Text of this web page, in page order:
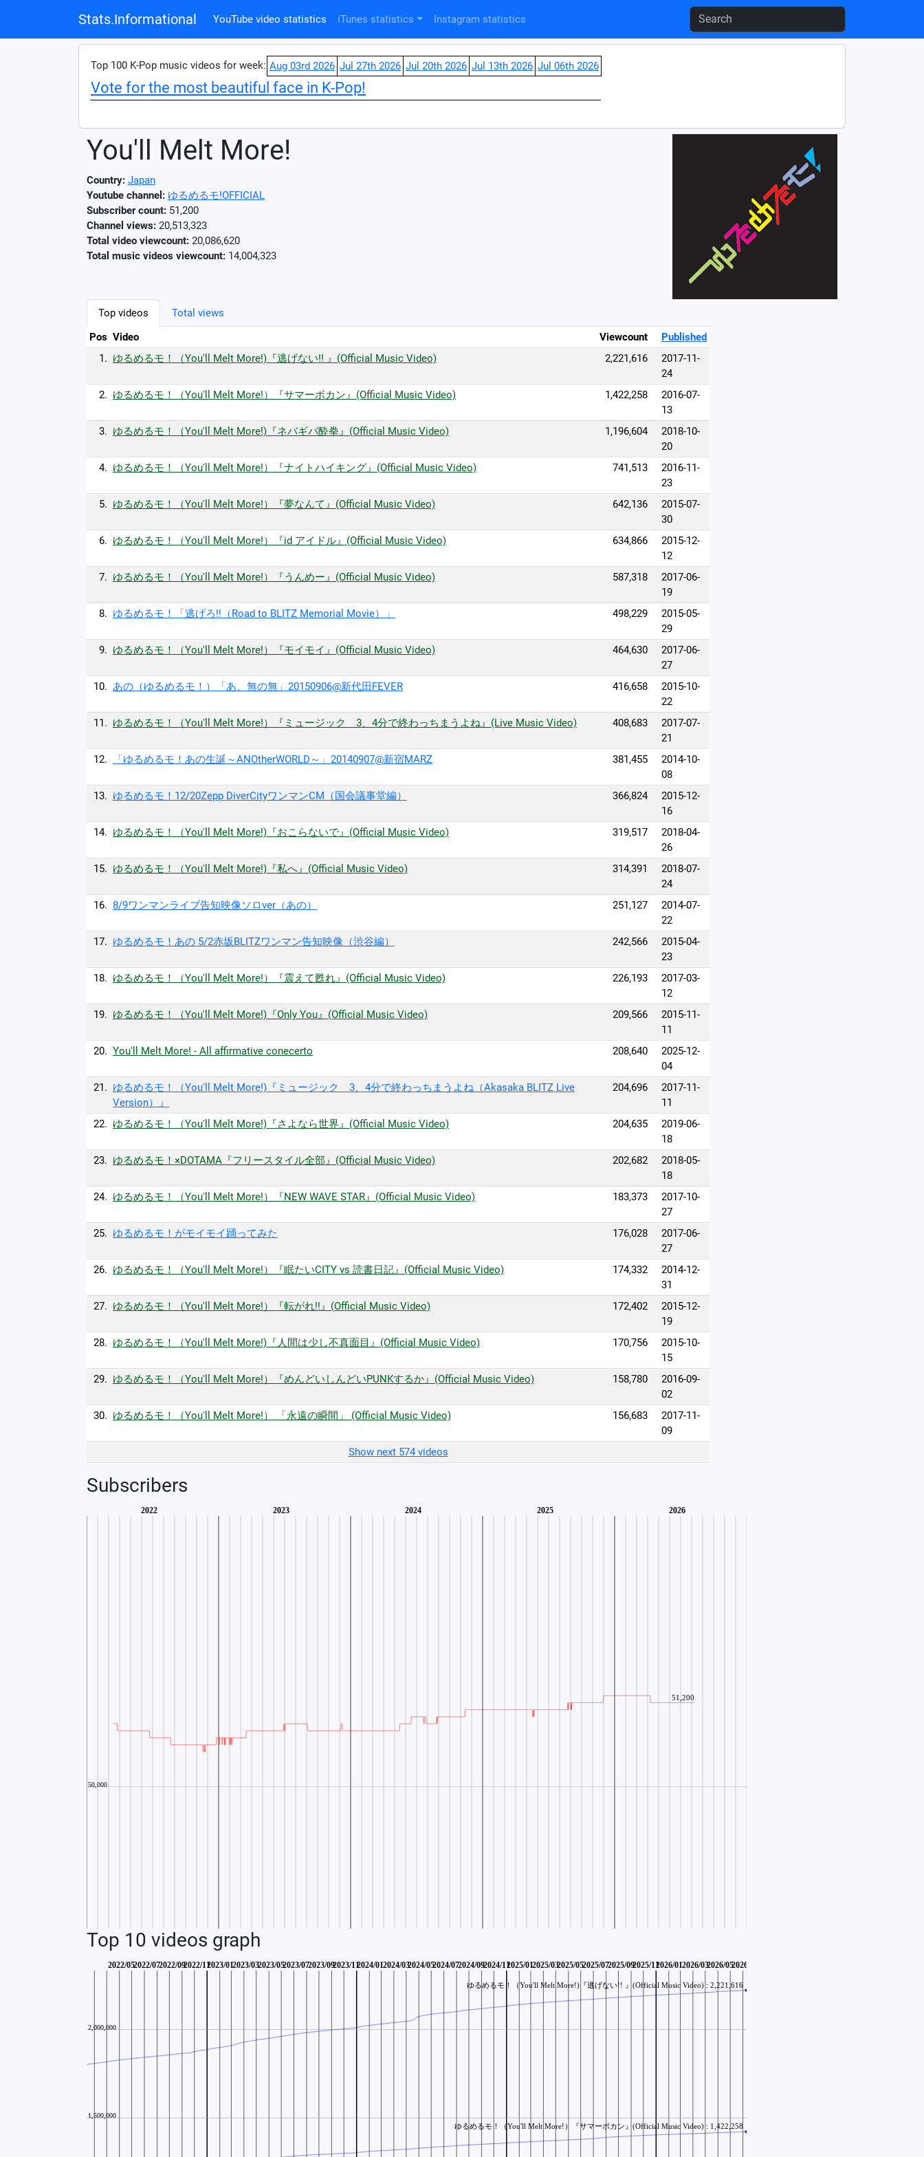
Stats.Informational YouTube video statistics iTunes statistics Instagram statistics
Top 100 K-Pop music videos for week: Aug 03rd 2026 Jul 27th 2026 Jul 20th 2026 Jul 13th 2026 Jul 06th 2026
Vote for the most beautiful face in K-Pop!
You'll Melt More!
Country: Japan
Youtube channel: ゆるめるモ!OFFICIAL
Subscriber count: 51,200
Channel views: 20,513,323
Total video viewcount: 20,086,620
Total music videos viewcount: 14,004,323
Top videos
Total views
Pos Video Viewcount
Published
1. ゆるめるモ！（You'll Melt More!)『逃げない!! 』(Official Music Video) 2,221,616
2017-11-
24
2. ゆるめるモ！（You'll Melt More!）『サマーボカン』(Official Music Video) 1,422,258
2016-07-
13
3. ゆるめるモ！（You'll Melt More!)『ネバギバ酔拳』(Official Music Video) 1,196,604
2018-10-
20
4. ゆるめるモ！（You'll Melt More!）『ナイトハイキング』(Official Music Video) 741,513
2016-11-
23
5. ゆるめるモ！（You'll Melt More!）『夢なんて』(Official Music Video) 642,136
2015-07-
30
6. ゆるめるモ！（You'll Melt More!）『id アイドル』(Official Music Video) 634,866
2015-12-
12
7. ゆるめるモ！（You'll Melt More!）『うんめー』(Official Music Video) 587,318
2017-06-
19
8. ゆるめるモ！「逃げろ!!（Road to BLITZ Memorial Movie）」 498,229
2015-05-
29
9. ゆるめるモ！（You'll Melt More!）『モイモイ』(Official Music Video) 464,630
2017-06-
27
10. あの（ゆるめるモ！）「あ、無の無」20150906@新代田FEVER 416,658
2015-10-
22
11. ゆるめるモ！（You'll Melt More!）『ミュージック 3、4分で終わっちまうよね』(Live Music Video) 408,683
2017-07-
21
12.
「ゆるめるモ！あの生誕～ANOtherWORLD～」20140907@新宿MARZ 381,455
2014-10-
08
13. ゆるめるモ！12/20Zepp DiverCityワンマンCM（国会議事堂編） 366,824
2015-12-
16
14. ゆるめるモ！（You'll Melt More!)『おこらないで』(Official Music Video) 319,517
2018-04-
26
15. ゆるめるモ！（You'll Melt More!)『私へ』(Official Music Video) 314,391
2018-07-
24
16. 8/9ワンマンライブ告知映像ソロver（あの） 251,127
2014-07-
22
17. ゆるめるモ！あの 5/2赤坂BLITZワンマン告知映像（渋谷編） 242,566
2015-04-
23
18. ゆるめるモ！（You'll Melt More!）『震えて甦れ』(Official Music Video) 226,193
2017-03-
12
19. ゆるめるモ！（You'll Melt More!)『Only You』(Official Music Video) 209,566
2015-11-
11
20. You'll Melt More! - All affirmative conecerto 208,640
2025-12-
04
21. ゆるめるモ！（You'll Melt More!)『ミュージック 3、4分で終わっちまうよね（Akasaka BLITZ Live
Version）』
204,696
2017-11-
11
22. ゆるめるモ！（You'll Melt More!)『さよなら世界』(Official Music Video) 204,635
2019-06-
18
23. ゆるめるモ！×DOTAMA『フリースタイル全部』(Official Music Video) 202,682
2018-05-
18
24. ゆるめるモ！（You'll Melt More!）『NEW WAVE STAR』(Official Music Video) 183,373
2017-10-
27
25. ゆるめるモ！がモイモイ踊ってみた 176,028
2017-06-
27
26. ゆるめるモ！（You'll Melt More!）『眠たいCITY vs 読書日記』(Official Music Video) 174,332
2014-12-
31
27. ゆるめるモ！（You'll Melt More!）『転がれ!!』(Official Music Video) 172,402
2015-12-
19
28. ゆるめるモ！（You'll Melt More!)『人間は少し不真面目』(Official Music Video) 170,756
2015-10-
15
29. ゆるめるモ！（You'll Melt More!）『めんどいしんどいPUNKするか』(Official Music Video) 158,780
2016-09-
02
30. ゆるめるモ！（You'll Melt More!） 「永遠の瞬間」 (Official Music Video) 156,683
2017-11-
09
Show next 574 videos
Subscribers
Top 10 videos graph